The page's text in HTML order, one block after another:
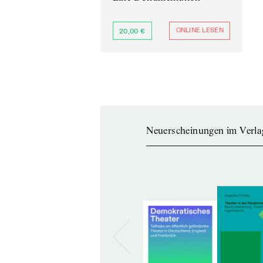
20,00 € ONLINE LESEN
Neuerscheinungen im